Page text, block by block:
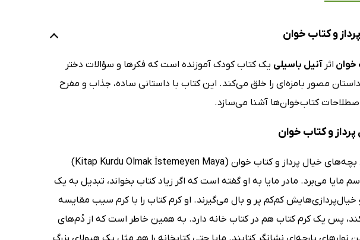
و کتاب خوان
خوان اثرآنیل باسیلی یک کتاب کودک آموزنده است که فکرها و سؤالات دختر
مصور بامزه‌ای را خلق می‌کند. این کتاب با داستانی ساده، جذاب و مفرح
کتاب‌خوان‌ها آشنا می‌سازد.
و کتاب خوان
آنیل باسیلی (Anıl Basılı) در کتاب مایا: داستانی درباره‌ی بچه‌های خیال پرداز و کتاب خوان (Kitap Kurdu Olmak İstemeyen Maya)
می‌برد. مادر مایا به او گفته است که اگر زیاد کتاب بخواند، تبدیل به یک
کم‌کم پر و بال می‌گیرند. او کرم کتاب را با کرم سیب مقایسه
پس یک کرم کتاب هم در کتاب خانه دارد. به همین خاطر است که از دُم‌های